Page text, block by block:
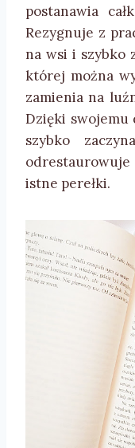
postanawia
Rezygnuje z
na wsi i szybko
której można
zamienia na
Dzięki swojemu
szybko
istne perełki.